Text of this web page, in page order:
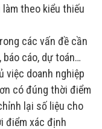
theo kiểu thiếu
các vấn đề cần
cáo, dự toán…
việc doanh nghiệp
có đúng thời điểm
lại số liệu cho
điểm xác định